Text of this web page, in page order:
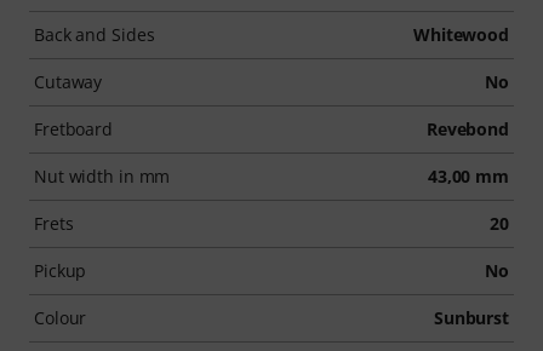
Back and Sides Whitewood
Cutaway No
Fretboard Revebond
Nut width in mm 43,00 mm
Frets 20
Pickup No
Colour Sunburst